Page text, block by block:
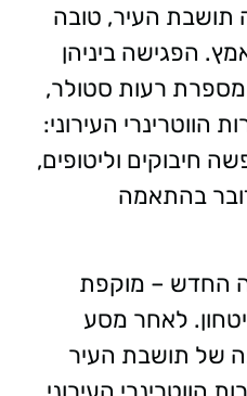
תושבת העיר, טובה
הפגישה ביניהן
רעות סטולר,
הווטרינרי העירוני:
חיבוקים וליטופים,
בהתאמה
החדש – מוקפת
לאחר מסע
של תושבת העיר